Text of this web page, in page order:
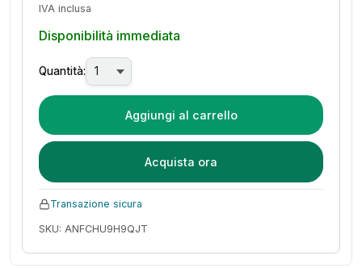
IVA inclusa
Disponibilità immediata
Quantità:
Aggiungi al carrello
Acquista ora
Transazione sicura
SKU: ANFCHU9H9QJT